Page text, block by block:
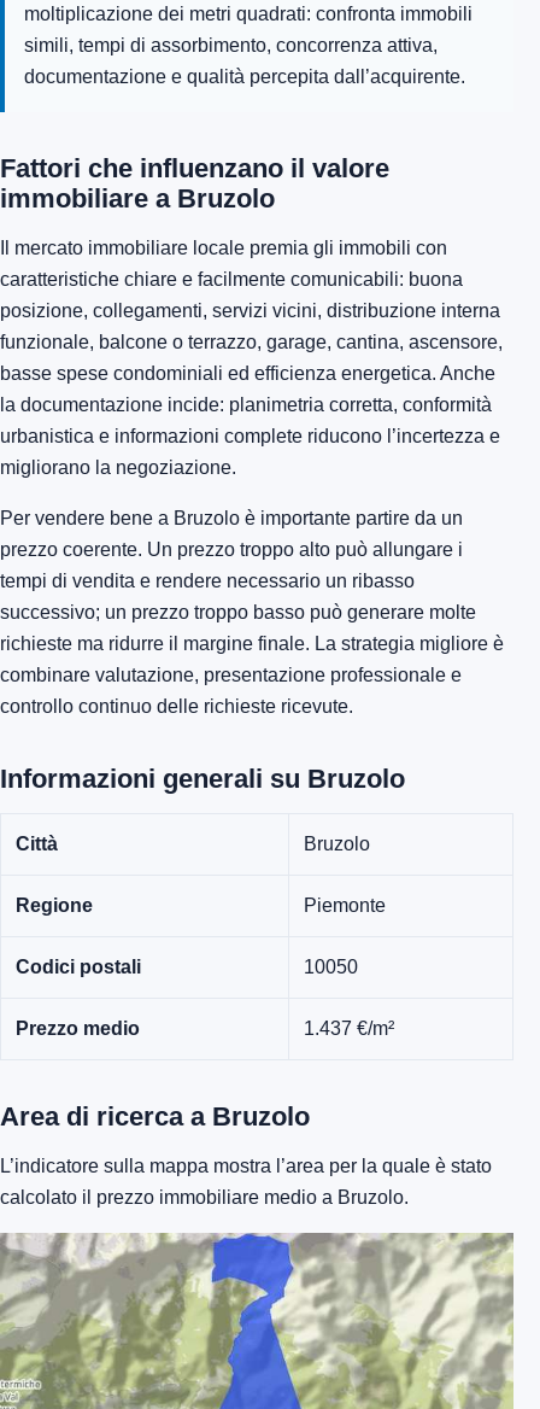
moltiplicazione dei metri quadrati: confronta immobili
simili, tempi di assorbimento, concorrenza attiva,
documentazione e qualità percepita dall’acquirente.
Fattori che influenzano il valore
immobiliare a Bruzolo
Il mercato immobiliare locale premia gli immobili con
caratteristiche chiare e facilmente comunicabili: buona
posizione, collegamenti, servizi vicini, distribuzione interna
funzionale, balcone o terrazzo, garage, cantina, ascensore,
basse spese condominiali ed efficienza energetica. Anche
la documentazione incide: planimetria corretta, conformità
urbanistica e informazioni complete riducono l’incertezza e
migliorano la negoziazione.
Per vendere bene a Bruzolo è importante partire da un
prezzo coerente. Un prezzo troppo alto può allungare i
tempi di vendita e rendere necessario un ribasso
successivo; un prezzo troppo basso può generare molte
richieste ma ridurre il margine finale. La strategia migliore è
combinare valutazione, presentazione professionale e
controllo continuo delle richieste ricevute.
Informazioni generali su Bruzolo
Città Bruzolo
Regione Piemonte
Codici postali 10050
Prezzo medio 1.437 €/m²
Area di ricerca a Bruzolo
L’indicatore sulla mappa mostra l’area per la quale è stato
calcolato il prezzo immobiliare medio a Bruzolo.